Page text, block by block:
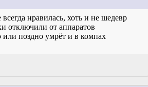
нравилась, хоть и не шедевр
отключили от аппаратов
поздно умрёт и в компах